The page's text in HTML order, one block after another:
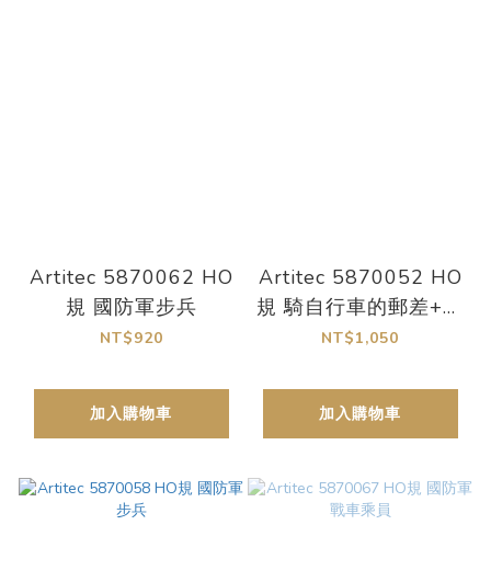
Artitec 5870062 HO
規 國防軍步兵
NT$920
加入購物車
Artitec 5870052 HO
規 騎自行車的郵差+信
箱
NT$1,050
加入購物車